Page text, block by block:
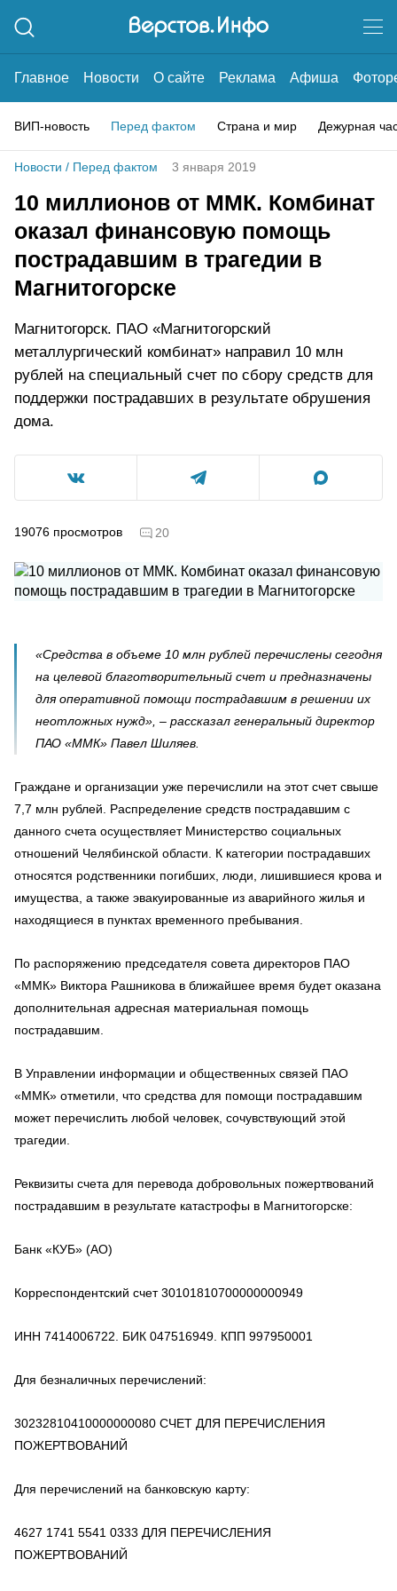
Главное Новости О сайте Реклама Афиша
ВИП-новость Перед фактом Страна и мир Дежурная
Новости / Перед фактом 3 января 2019
10 миллионов от ММК. Комбинат
оказал финансовую помощь
пострадавшим в трагедии в
Магнитогорске
Магнитогорск. ПАО «Магнитогорский
металлургический комбинат» направил 10 млн
рублей на специальный счет по сбору средств для
поддержки пострадавших в результате обрушения
дома.
19076 просмотров 20
«Средства в объеме 10 млн рублей перечислены сегодня
на целевой благотворительный счет и предназначены
для оперативной помощи пострадавшим в решении их
неотложных нужд», – рассказал генеральный директор
ПАО «ММК» Павел Шиляев.
Граждане и организации уже перечислили на этот счет свыше
7,7 млн рублей. Распределение средств пострадавшим с
данного счета осуществляет Министерство социальных
отношений Челябинской области. К категории пострадавших
относятся родственники погибших, люди, лишившиеся крова и
имущества, а также эвакуированные из аварийного жилья и
находящиеся в пунктах временного пребывания.
По распоряжению председателя совета директоров ПАО
«ММК» Виктора Рашникова в ближайшее время будет оказана
дополнительная адресная материальная помощь
пострадавшим.
В Управлении информации и общественных связей ПАО
«ММК» отметили, что средства для помощи пострадавшим
может перечислить любой человек, сочувствующий этой
трагедии.
Реквизиты счета для перевода добровольных пожертвований
пострадавшим в результате катастрофы в Магнитогорске:
Банк «КУБ» (АО)
Корреспондентский счет 30101810700000000949
ИНН 7414006722. БИК 047516949. КПП 997950001
Для безналичных перечислений:
30232810410000000080 СЧЕТ ДЛЯ ПЕРЕЧИСЛЕНИЯ
ПОЖЕРТВОВАНИЙ
Для перечислений на банковскую карту:
4627 1741 5541 0333 ДЛЯ ПЕРЕЧИСЛЕНИЯ
ПОЖЕРТВОВАНИЙ